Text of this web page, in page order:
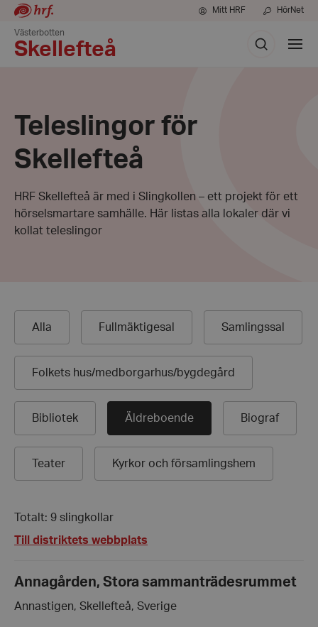
Mitt HRF HörNet
Västerbotten
Skellefteå
Sök
Visa
meny
Teleslingor för
Skellefteå
HRF Skellefteå är med i Slingkollen – ett projekt för ett
hörselsmartare samhälle. Här listas alla lokaler där vi
kollat teleslingor
Alla Fullmäktigesal Samlingssal
Folkets hus/medborgarhus/bygdegård
Bibliotek Äldreboende Biograf
Teater Kyrkor och församlingshem
Totalt: 9 slingkollar
Till distriktets webbplats
Annagården, Stora sammanträdesrummet
Annastigen, Skellefteå, Sverige